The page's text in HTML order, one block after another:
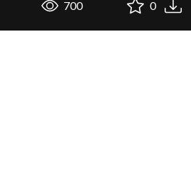
700 0